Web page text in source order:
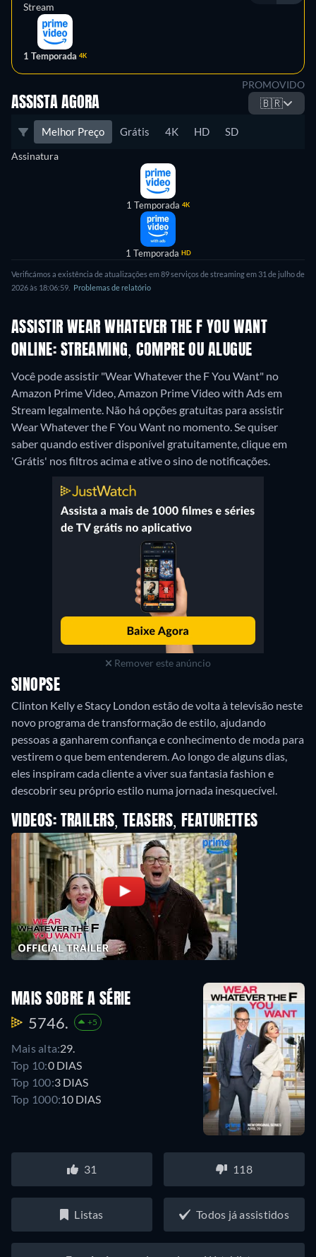
Stream
1 Temporada 4K
PROMOVIDO
ASSISTA AGORA 🇧🇷
Melhor Preço Grátis 4K HD SD
Assinatura
1 Temporada 4K
1 Temporada HD
Verificámos a existência de atualizações em 89 serviços de streaming em 31 de julho de
2026 às 18:06:59.
Problemas de relatório
ASSISTIR WEAR WHATEVER THE F YOU WANT
ONLINE: STREAMING, COMPRE OU ALUGUE
Você pode assistir "Wear Whatever the F You Want" no
Amazon Prime Video, Amazon Prime Video with Ads em
Stream legalmente. Não há opções gratuitas para assistir
Wear Whatever the F You Want no momento. Se quiser
saber quando estiver disponível gratuitamente, clique em
'Grátis' nos filtros acima e ative o sino de notificações.
Remover este anúncio
SINOPSE
Clinton Kelly e Stacy London estão de volta à televisão neste
novo programa de transformação de estilo, ajudando
pessoas a ganharem confiança e conhecimento de moda para
vestirem o que bem entenderem. Ao longo de alguns dias,
eles inspiram cada cliente a viver sua fantasia fashion e
VIDEOS: TRAILERS, TEASERS, FEATURETTES
MAIS SOBRE A SÉRIE
5746. +5
Mais alta:29.
Top 10:0 DIAS
Top 100:3 DIAS
Top 1000:10 DIAS
31 118
Listas Todos já assistidos